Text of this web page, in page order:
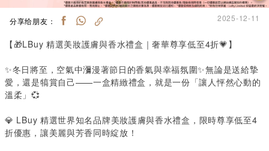
分享给朋友： 2025-12-11
【🎁LBuy 精選美妝護膚與香水禮盒｜奢華尊享低至4折💗】
✨冬日將至，空氣中瀰漫著節日的香氣與幸福氛圍✨無論是送給摯
愛，還是犒賞自己——一盒精緻禮盒，就是一份「讓人怦然心動的
溫柔」💞
💎 LBuy 精選世界知名品牌美妝護膚與香水禮盒，限時尊享低至4
折優惠，讓美麗與芳香同時綻放！